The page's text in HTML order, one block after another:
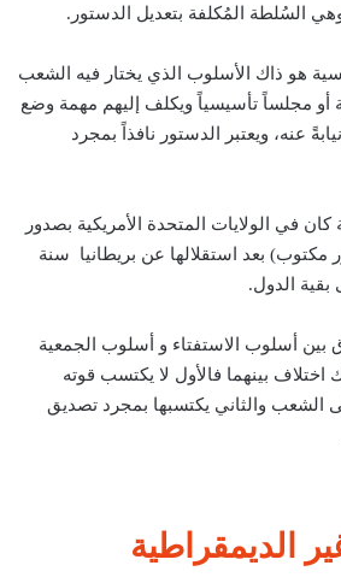
السُلطة المُكلفة بتعديل الدستور.
هو ذاك الأسلوب الذي يختار فيه الشعب
أو مجلساً تأسيسياً ويكلف إليهم مهمة وضع
عنه، ويعتبر الدستور نافذاً بمجرد
في الولايات المتحدة الأمريكية بصدور
دستور مكتوب) بعد استقلالها عن بريطانيا سنة
بين أسلوب الاستفتاء و أسلوب الجمعية
اختلاف بينهما فالأول لا يكتسب قوته
الشعب والثاني يكتسبها بمجرد تصديق
الديمقراطية